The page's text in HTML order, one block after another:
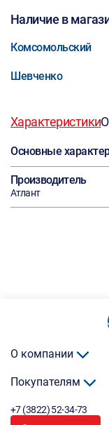
Наличие в
Комсомольский
Шевченко
Характеристики
Основные
Производитель
Атлант
О компании
Покупателям
+7 (3822) 52-34-73